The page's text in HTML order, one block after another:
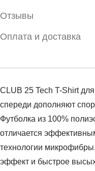
Отзывы
Оплата и доставка
CLUB 25 Tech T-Shirt
спереди дополняют
Футболка из 100%
отличается
технологии
эффект и быстрое